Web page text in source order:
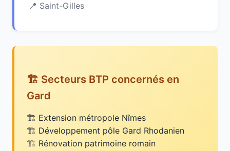
Saint-Gilles
🏗️ Secteurs BTP concernés en
Gard
Extension métropole Nîmes
Développement pôle Gard Rhodanien
Rénovation patrimoine romain